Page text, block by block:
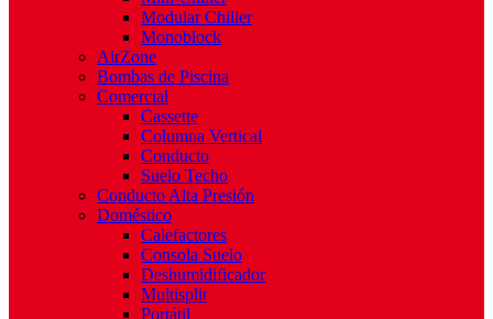
Modular Chiller
Monoblock
AirZone
Bombas de Piscina
Comercial
Cassette
Columna Vertical
Conducto
Suelo Techo
Conducto Alta Presión
Doméstico
Calefactores
Consola Suelo
Deshumidificador
Multisplit
Portátil